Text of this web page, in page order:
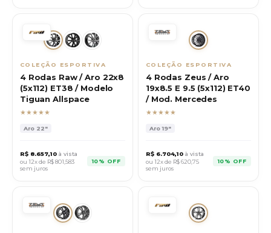
COLEÇÃO ESPORTIVA
4 Rodas Raw / Aro 22x8
(5x112) ET38 / Modelo
Tiguan Allspace
★★★★★
Aro 22"
R$ 8.657,10 à vista
ou 12x de R$801,583
sem juros
10% OFF
COLEÇÃO ESPORTIVA
4 Rodas Zeus / Aro
19x8.5 E 9.5 (5x112) ET40
/ Mod. Mercedes
★★★★★
Aro19"
R$ 6.704,10 à vista
ou 12x de R$620,75
sem juros
10% OFF